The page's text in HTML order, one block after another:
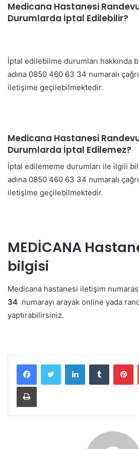
Medicana Hastanesi
Durumlarda İptal Edilebilir?
İptal edilebilme durumları hakkında
adına 0850 460 63 34 numaralı
iletişime geçilebilmektedir.
Medicana Hastanesi
Durumlarda İptal Edilemez?
İptal edilememe durumları ile ilgili
adına 0850 460 63 34 numaralı
iletişime geçilebilmektedir.
MEDİCANA
bilgisi
Medicana hastanesi iletişim
34 numarayı arayak online yada
yaptırabilirsiniz.
LinkedInTumblr
Yazdır